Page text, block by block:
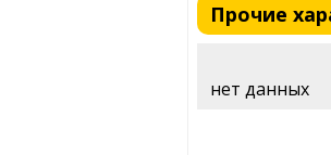
Прочие
нет данных